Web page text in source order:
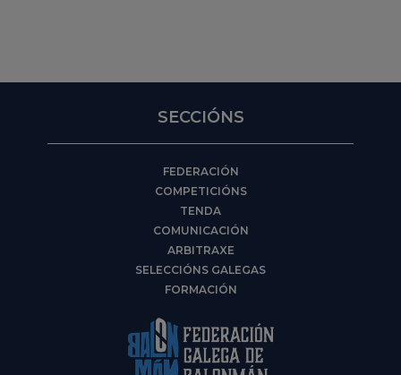
SECCIÓNS
FEDERACIÓN
COMPETICIÓNS
TENDA
COMUNICACIÓN
ARBITRAXE
SELECCIÓNS GALEGAS
FORMACIÓN